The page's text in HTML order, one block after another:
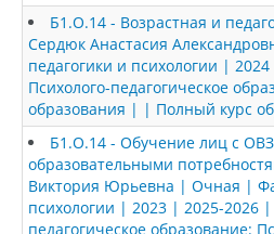
Б1.О.14 - Возрастная и
Сердюк Анастасия
педагогики и психологии |
Психолого-педагогическое
образования | | Полный курс
Б1.О.14 - Обучение лиц с
образовательными
Виктория Юрьевна | Очная |
психологии | 2023 | 2025-2026
педагогическое образование: